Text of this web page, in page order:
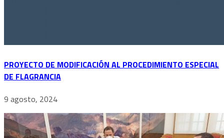
PROYECTO DE MODIFICACIÓN AL PROCEDIMIENTO ESPECIAL
DE FLAGRANCIA
9 agosto, 2024